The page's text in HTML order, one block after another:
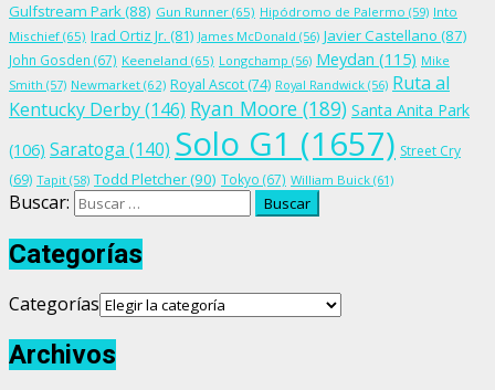
Gulfstream Park(88) Gun Runner (65) Hipódromo de Palermo (59) Into
Mischief (65) Irad Ortiz Jr. (81) James McDonald (56) Javier Castellano (87)
John Gosden (67) Keeneland (65) Longchamp (56) Meydan (115) Mike
Smith (57) Newmarket (62) Royal Ascot (74) Royal Randwick (56) Ruta al
Kentucky Derby(146) Ryan Moore (189) Santa Anita Park
(106) Saratoga (140) Solo G1 (1657) Street Cry
(69) Tapit (58) Todd Pletcher(90) Tokyo (67) William Buick (61)
Buscar:
Categorías
Categorías
Archivos